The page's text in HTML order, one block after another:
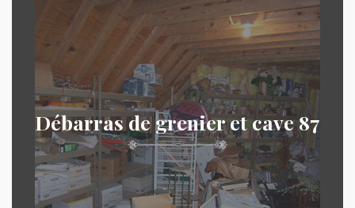
Débarras de grenier et cave 87